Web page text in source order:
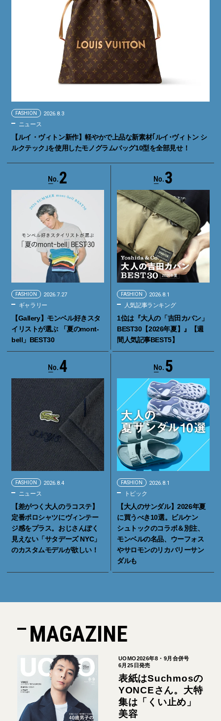
FASHION 2026.8.3
ニュース
【ルイ・ヴィトン新作】軽やかで上品な新素材｢ルイ･ヴィトン シ
ルクテック｣を使用したモノグラムバッグ10型を全部見せ！
2
FASHION 2026.7.27
ギャラリー
【Gallery】モンベル好きスタ
イリストが選ぶ 「夏のmont-
bell」BEST30
3
FASHION 2026.8.1
人気記事ランキング
1位は『大人の「吉田カバン」
BEST30【2026年夏】』【週
間人気記事BEST5】
4
FASHION 2026.8.4
ニュース
【差がつく大人のラコステ】
定番ポロシャツにヴィンテー
ジ感をプラス。おじさんぽく
見えない「サタデーズ NYC」
のカスタムモデルが欲しい！
5
FASHION 2026.8.1
トピック
【大人のサンダル】2026年夏
に買うべき10選。ビルケン
シュトックのコラボ＆別注、
モンベルの名品、ウーフォス
やサロモンのリカバリーサン
ダルも
MAGAZINE
UOMO2026年8・9月合併号
6月25日発売
表紙はSuchmosの
YONCEさん。大特
集は「くい止め」
美容